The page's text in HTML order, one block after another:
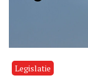
Legislatie